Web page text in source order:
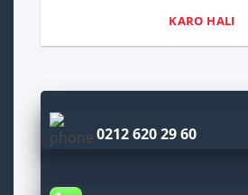
KARO HALI
0212 620 29 60